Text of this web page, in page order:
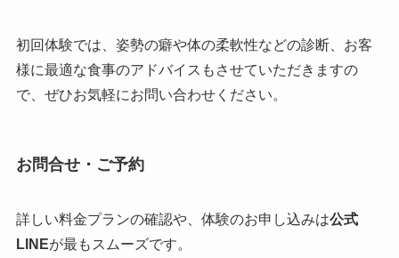
初回体験では、姿勢の癖や体の柔軟性などの診断、お客
様に最適な食事のアドバイスもさせていただきますの
で、ぜひお気軽にお問い合わせください。
お問合せ・ご予約
詳しい料金プランの確認や、体験のお申し込みは公式
LINEが最もスムーズです。